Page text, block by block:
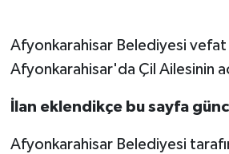
Afyonkarahisar Belediyesi vefat
Afyonkarahisar'da Çil Ailesinin
İlan eklendikçe bu sayfa
Afyonkarahisar Belediyesi